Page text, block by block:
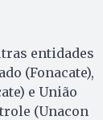
entidades
(Fonacate),
e União
(Unacon